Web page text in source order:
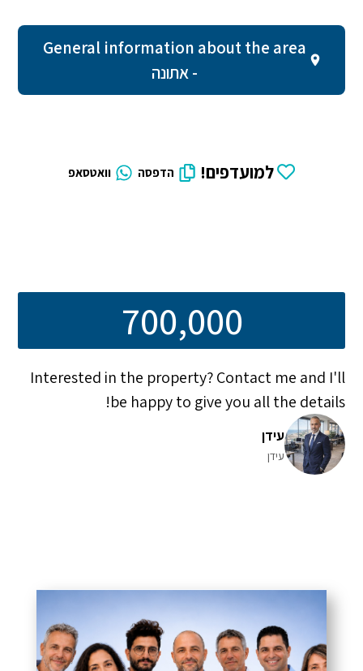
General information about the area
- אתונה
למועדפים! הדפסה וואטסאפ
700,000
Interested in the property? Contact me and I'll
be happy to give you all the details!
עידן
עידן